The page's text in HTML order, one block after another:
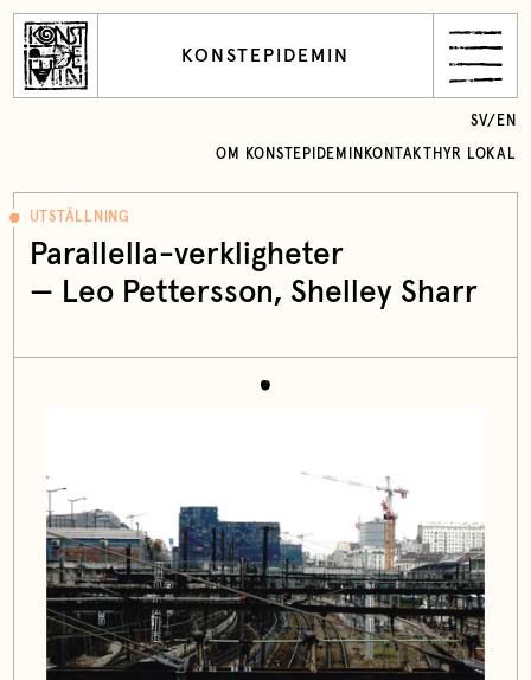
KONSTEPIDEMIN
OM KONSTEPIDEMIN KONTAKT HYR LOKAL
SV/ EN
UTSTÄLLNING
Parallella-verkligheter
— Leo Pettersson, Shelley Sharr